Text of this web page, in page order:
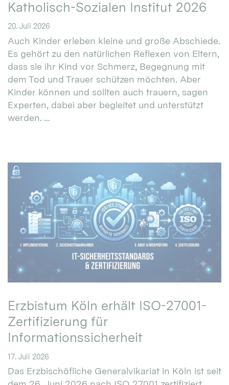
Katholisch-Sozialen Institut 2026
20. Juli 2026
Auch Kinder erleben kleine und große Abschiede.
Es gehört zu den natürlichen Reflexen von Eltern,
dass sie ihr Kind vor Schmerz, Begegnung mit
dem Tod und Trauer schützen möchten. Aber
Kinder können und sollten auch trauern, sagen
Experten, dabei aber begleitet und unterstützt
werden. ...
Erzbistum Köln erhält ISO-27001-
Zertifizierung für
Informationssicherheit
17. Juli 2026
Das Erzbischöfliche Generalvikariat in Köln ist seit